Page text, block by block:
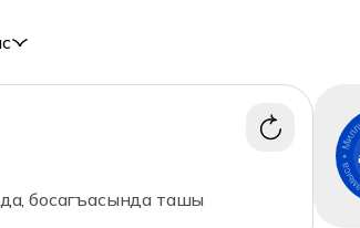
босагъасында ташы